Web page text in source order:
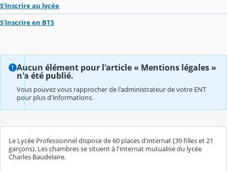
S'inscrire au lycée
S'inscrire en BTS
Aucun élément pour l'article « Mentions légales »
n'a été publié.
Vous pouvez vous rapprocher de l'administrateur de votre ENT
pour plus d'informations.
Le Lycée Professionnel dispose de 60 places d'internat (39 filles et 21
garçons). Les chambres se situent à l'internat mutualisé du lycée
Charles Baudelaire.